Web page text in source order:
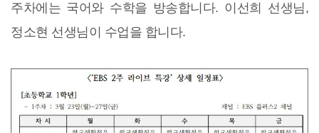
주차에는 국어와 수학을 방송합니다. 이선희 선생님,
정소현 선생님이 수업을 합니다.